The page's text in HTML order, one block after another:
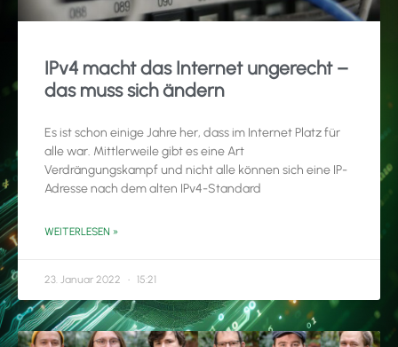
IPv4 macht das Internet ungerecht –
das muss sich ändern
Es ist schon einige Jahre her, dass im Internet Platz für
alle war. Mittlerweile gibt es eine Art
Verdrängungskampf und nicht alle können sich eine IP-
Adresse nach dem alten IPv4-Standard
WEITERLESEN »
23. Januar 2022 15:21